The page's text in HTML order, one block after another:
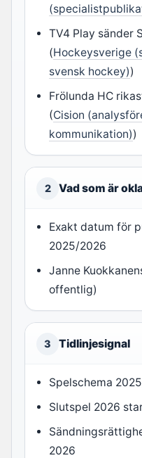
TV4 Play sänder
(Hockeysverige
svensk hockey))
Frölunda HC
(Cision
kommunikation))
2 Vad som är
Exakt datum för
2025/2026
Janne
offentlig)
3 Tidlinjesignal
Spelschema
Slutspel 2026
2026